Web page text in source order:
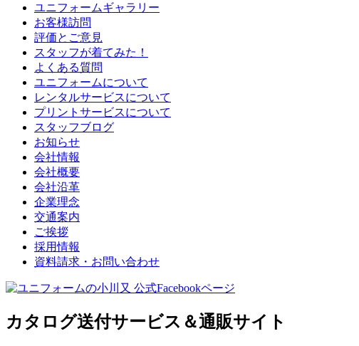
ユニフォームギャラリー
お客様訪問
評価とご意見
スタッフが着てみた！
よくある質問
ユニフォームについて
レンタルサービスについて
プリントサービスについて
スタッフブログ
お知らせ
会社情報
会社概要
会社沿革
企業理念
交通案内
ご挨拶
採用情報
資料請求・お問い合わせ
カタログ送付サービス＆通販サイト